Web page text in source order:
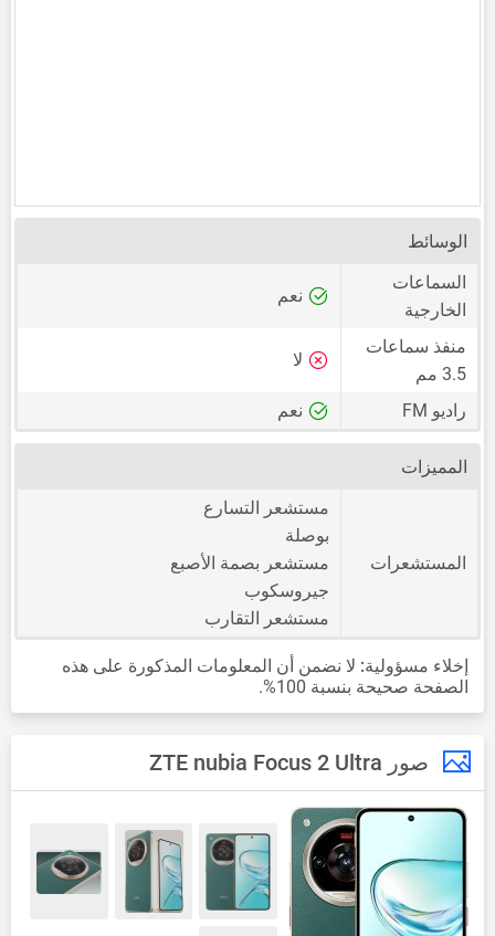
الوسائط
السماعات
الخارجية
نعم
منفذ سماعات
3.5 مم
لا
راديو FM نعم
المميزات
المستشعرات
مستشعر التسارع
بوصلة
مستشعر بصمة الأصبع
جيروسكوب
مستشعر التقارب
إخلاء مسؤولية: لا نضمن أن المعلومات المذكورة على هذه
الصفحة صحيحة بنسبة 100%.
صور ZTE nubia Focus 2 Ultra